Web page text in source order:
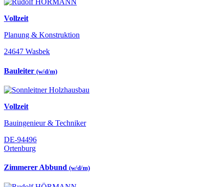
Vollzeit
Planung & Konstruktion
24647 Wasbek
Bauleiter (w/d/m)
Vollzeit
Bauingenieur & Techniker
DE-94496
Ortenburg
Zimmerer Abbund (w/d/m)